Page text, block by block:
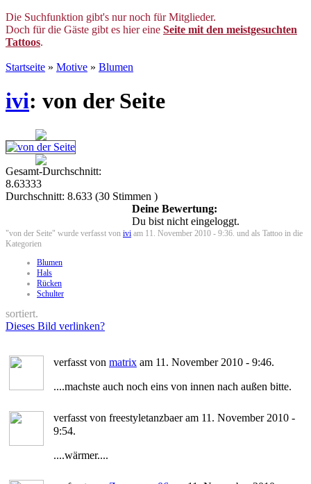
Die Suchfunktion gibt's nur noch für Mitglieder.
Doch für die Gäste gibt es hier eine Seite mit den meistgesuchten
Tattoos.
Startseite » Motive » Blumen
ivi: von der Seite
Gesamt-Durchschnitt:
8.63333
Durchschnitt: 8.633 (30 Stimmen )
Deine Bewertung:
Du bist nicht eingeloggt.
"von der Seite" wurde verfasst von ivi am 11. November 2010 - 9:36. und als Tattoo in die
Kategorien
Blumen
Hals
Rücken
Schulter
sortiert.
Dieses Bild verlinken?
verfasst von matrix am 11. November 2010 - 9:46.
....machste auch noch eins von innen nach außen bitte.
verfasst von freestyletanzbaer am 11. November 2010 -
9:54.
....wärmer....